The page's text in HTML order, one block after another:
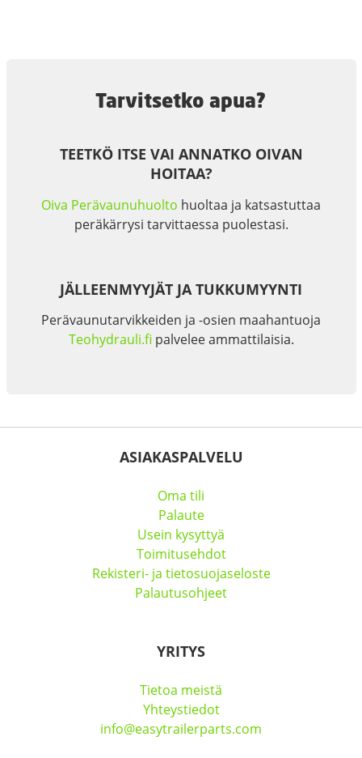
Tarvitsetko apua?
TEETKÖ ITSE VAI ANNATKO OIVAN
HOITAA?
Oiva Perävaunuhuolto huoltaa ja katsastuttaa
peräkärrysi tarvittaessa puolestasi.
JÄLLEENMYYJÄT JA TUKKUMYYNTI
Perävaunutarvikkeiden ja -osien maahantuoja
Teohydrauli.fi palvelee ammattilaisia.
ASIAKASPALVELU
Oma tili
Palaute
Usein kysyttyä
Toimitusehdot
Rekisteri- ja tietosuojaseloste
Palautusohjeet
YRITYS
Tietoa meistä
Yhteystiedot
info@easytrailerparts.com